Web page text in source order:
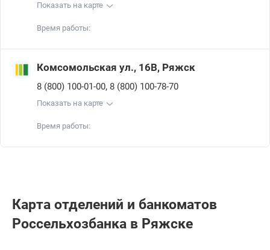
Показать на карте
Время работы:
Комсомольская ул., 16В, Ряжск
8 (800) 100-01-00, 8 (800) 100-78-70
Показать на карте
Время работы:
Карта отделений и банкоматов
Россельхозбанкa в Ряжске